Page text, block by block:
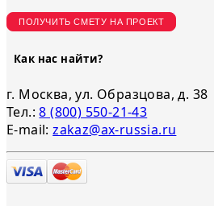
ПОЛУЧИТЬ СМЕТУ НА ПРОЕКТ
Как нас найти?
г. Москва, ул. Образцова, д. 38
Тел.:8 (800) 550-21-43
E-mail:zakaz@ax-russia.ru